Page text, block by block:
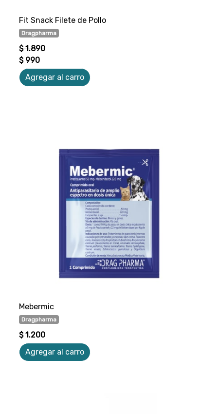
Fit Snack Filete de Pollo
Dragpharma
$ 1.890
$ 990
Agregar al carro
Mebermic
Dragpharma
$ 1.200
Agregar al carro